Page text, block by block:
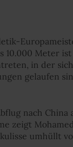
10.000 Meter
in der
gelaufen
nach
zeigt
umhüllt